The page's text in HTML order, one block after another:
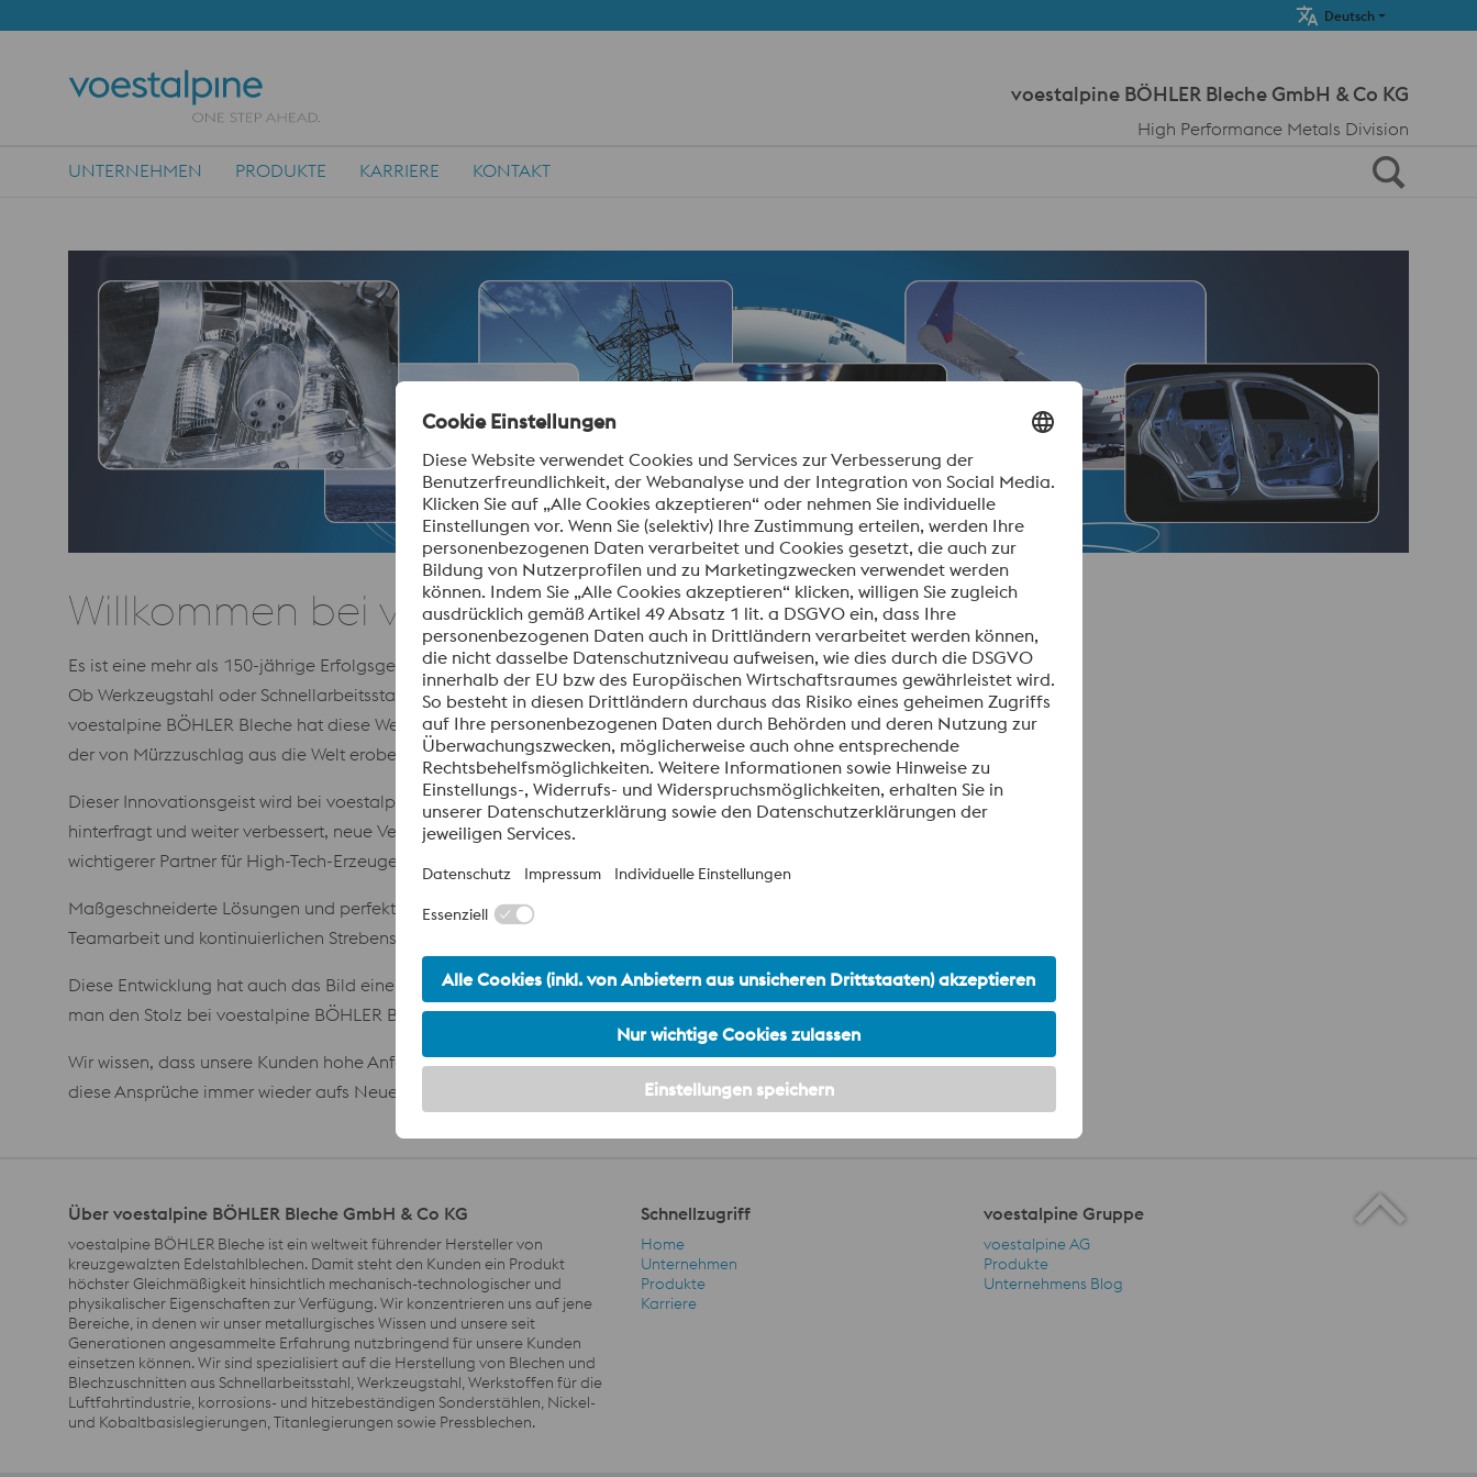
Deutsch
voestalpine BÖHLER Bleche GmbH & Co KG
High Performance Metals Division
UNTERNEHMEN PRODUKTE KARRIERE KONTAKT
Willkommen bei voestalpine BÖHLER Bleche
Es ist eine mehr als 150-jährige Erfolgsgeschichte von großen Erfindungen und vielen Entwicklungen.
Ob Werkzeugstahl oder Schnellarbeitsstahl, ob korrosionsbeständige Sonderwerkstoffe oder Nickelbasislegierungen,
voestalpine BÖHLER Bleche hat diese Werkstoffe von der ersten Stunde an mitentwickelt. So auch den rostfreien Stahl,
der von Mürzzuschlag aus die Welt eroberte.
Dieser Innovationsgeist wird bei voestalpine BÖHLER Bleche bewahrt, bestehende Techniken werden immer wieder
hinterfragt und weiter verbessert, neue Verfahren entwickelt. So wird voestalpine BÖHLER Bleche ein immer
wichtigerer Partner für High-Tech-Erzeuger.
Maßgeschneiderte Lösungen und perfekte Produkte sind das Ergebnis hervorragender
Teamarbeit und kontinuierlichen Strebens, Wettbewerbsvorteile für unsere Kunden zu erarbeiten.
Diese Entwicklung hat auch das Bild einer ganzen Region mitgeprägt. Bis auf den heutigen Tag bemerkt
man den Stolz bei voestalpine BÖHLER Bleche, für Kunden auf allen Kontinenten arbeiten zu dürfen.
Wir wissen, dass unsere Kunden hohe Anforderungen haben – an uns und unsere Produkte. Unser Ziel ist es,
diese Ansprüche immer wieder aufs Neue zu erfüllen.
Über voestalpine BÖHLER Bleche GmbH & Co KG
voestalpine BÖHLER Bleche ist ein weltweit führender Hersteller von
kreuzgewalzten Edelstahlblechen. Damit steht den Kunden ein Produkt
höchster Gleichmäßigkeit hinsichtlich mechanisch-technologischer und
physikalischer Eigenschaften zur Verfügung. Wir konzentrieren uns auf jene
Bereiche, in denen wir unser metallurgisches Wissen und unsere seit
Generationen angesammelte Erfahrung nutzbringend für unsere Kunden
einsetzen können. Wir sind spezialisiert auf die Herstellung von Blechen und
Blechzuschnitten aus Schnellarbeitsstahl, Werkzeugstahl, Werkstoffen für die
Luftfahrtindustrie, korrosions- und hitzebeständigen Sonderstählen, Nickel-
und Kobaltbasislegierungen, Titanlegierungen sowie Pressblechen.
Schnellzugriff
Schnellzugriff Navigation
Home
Unternehmen
Produkte
Karriere
voestalpine Gruppe
voestalpine Gruppe Navigation
voestalpine AG
Produkte
Unternehmens Blog